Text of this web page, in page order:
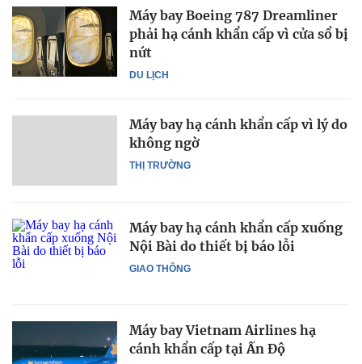
DU LỊCH
Máy bay Boeing 787 Dreamliner
phải hạ cánh khẩn cấp vì cửa sổ bị
nứt
THỊ TRƯỜNG
Máy bay hạ cánh khẩn cấp vì lý do
không ngờ
GIAO THÔNG
Máy bay hạ cánh khẩn cấp xuống
Nội Bài do thiết bị báo lỗi
Máy bay Vietnam Airlines hạ
cánh khẩn cấp tại Ấn Độ